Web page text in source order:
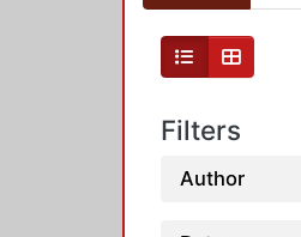
Filters
Author